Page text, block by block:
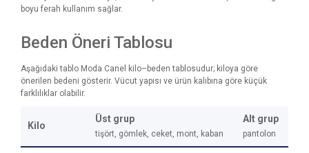
boyu ferah kullanım sağlar.
Beden Öneri Tablosu
Aşağıdaki tablo Moda Canel kilo–beden tablosudur; kiloya göre
önerilen bedeni gösterir. Vücut yapısı ve ürün kalıbına göre küçük
farklılıklar olabilir.
Kilo
Üst grup
tişört, gömlek, ceket, mont, kaban
Alt grup
pantolon